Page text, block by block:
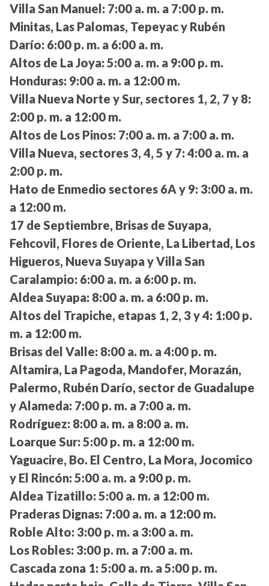
Villa San Manuel: 7:00 a. m. a 7:00 p. m.
Minitas, Las Palomas, Tepeyac y Rubén
Darío: 6:00 p. m. a 6:00 a. m.
Altos de La Joya: 5:00 a. m. a 9:00 p. m.
Honduras: 9:00 a. m. a 12:00 m.
Villa Nueva Norte y Sur, sectores 1, 2, 7 y 8:
2:00 p. m. a 12:00 m.
Altos de Los Pinos: 7:00 a. m. a 7:00 a. m.
Villa Nueva, sectores 3, 4, 5 y 7: 4:00 a. m. a
2:00 p. m.
Hato de Enmedio sectores 6A y 9: 3:00 a. m.
a 12:00 m.
17 de Septiembre, Brisas de Suyapa,
Fehcovil, Flores de Oriente, La Libertad, Los
Higueros, Nueva Suyapa y Villa San
Caralampio: 6:00 a. m. a 6:00 p. m.
Aldea Suyapa: 8:00 a. m. a 6:00 p. m.
Altos del Trapiche, etapas 1, 2, 3 y 4: 1:00 p.
m. a 12:00 m.
Brisas del Valle: 8:00 a. m. a 4:00 p. m.
Altamira, La Pagoda, Mandofer, Morazán,
Palermo, Rubén Darío, sector de Guadalupe
y Alameda: 7:00 p. m. a 7:00 a. m.
Rodríguez: 8:00 a. m. a 8:00 a. m.
Loarque Sur: 5:00 p. m. a 12:00 m.
Yaguacire, Bo. El Centro, La Mora, Jocomico
y El Rincón: 5:00 a. m. a 9:00 p. m.
Aldea Tizatillo: 5:00 a. m. a 12:00 m.
Praderas Dignas: 7:00 a. m. a 12:00 m.
Roble Alto: 3:00 p. m. a 3:00 a. m.
Los Robles: 3:00 p. m. a 7:00 a. m.
Cascada zona 1: 5:00 a. m. a 5:00 p. m.